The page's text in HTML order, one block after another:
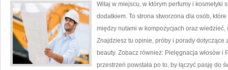
Witaj w miejscu, w którym perfumy i kosmetyki
dodatkiem. To strona stworzona dla osób,
między nutami w kompozycjach oraz
Znajdziesz tu opinie, próby i porady dotyczące
beauty. Zobacz również: Pielęgnacja włosów i
przestrzeń powstała po to, by łączyć pasję do